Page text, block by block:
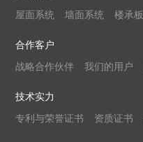
屋面系统
墙面系统 楼承板
合作客户
战略合作伙伴
我们的用户
技术实力
专利与荣誉证书
资质证书